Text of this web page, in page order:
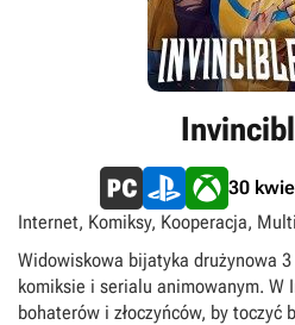
30
Internet, Komiksy, Kooperacja,
Singleplayer, Superbohaterowie,
Anywhere, singleplayer, multiplayer
Widowiskowa bijatyka drużynowa
komiksie i serialu animowanym. W
bohaterów i złoczyńców, by toczyć